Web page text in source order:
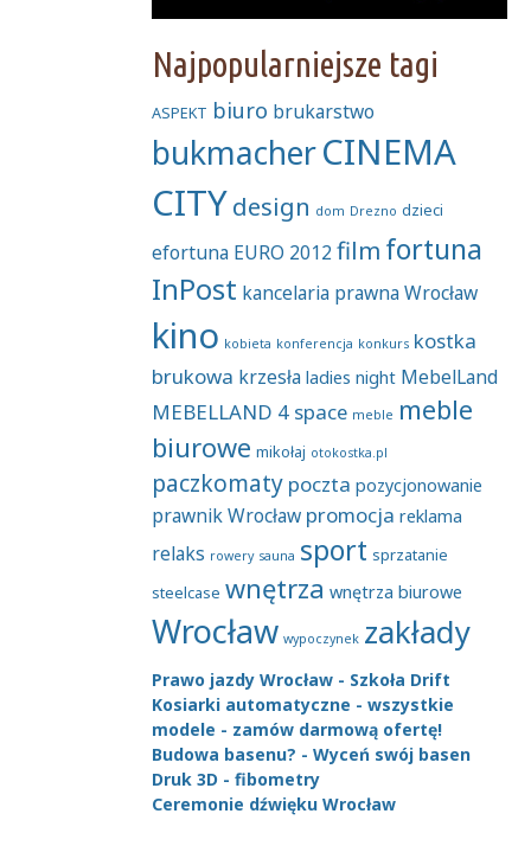
Najpopularniejsze tagi
ASPEKT biuro brukarstwo
bukmacherCINEMA
CITYdesign dom Drezno dzieci
efortuna EURO 2012film fortuna
InPost kancelaria prawna Wrocław
kino kobieta konferencja konkurs kostka
brukowa krzesła ladies night MebelLand
MEBELLAND 4 space meble meble
biurowe mikołaj otokostka.pl
paczkomaty poczta pozycjonowanie
prawnik Wrocław promocja reklama
relaks rowery sauna sport sprzatanie
steelcase wnętrza wnętrza biurowe
Wrocław wypoczynek zakłady
Prawo jazdy Wrocław - Szkoła Drift
Kosiarki automatyczne - wszystkie
modele - zamów darmową ofertę!
Budowa basenu? - Wyceń swój basen
Druk 3D - fibometry
Ceremonie dźwięku Wrocław